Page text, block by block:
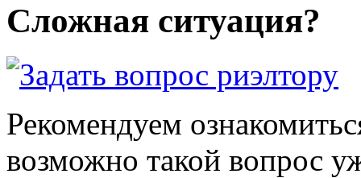
Сложная ситуация?
Рекомендуем
возможно такой вопрос